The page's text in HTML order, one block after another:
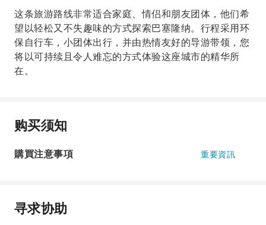
这条旅游路线非常适合家庭、情侣和朋友团体，他们希
望以轻松又不失趣味的方式探索巴塞隆纳。行程采用环
保自行车，小团体出行，并由热情友好的导游带领，您
将以可持续且令人难忘的方式体验这座城市的精华所
在。
购买须知
購買注意事項 重要資訊
寻求协助